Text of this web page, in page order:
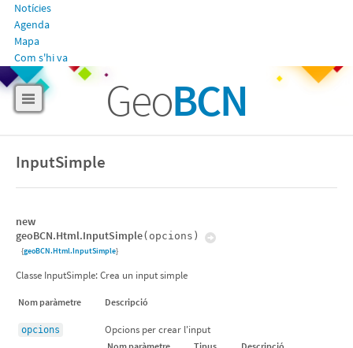
Notícies
Agenda
Mapa
Com s'hi va
GeoBCN
InputSimple
new
geoBCN.Html.InputSimple(opcions)
{geoBCN.Html.InputSimple}
Classe InputSimple: Crea un input simple
Nom paràmetre Descripció
opcions Opcions per crear l'input